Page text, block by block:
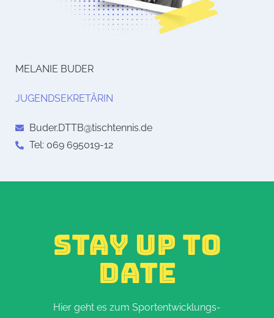
MELANIE BUDER
JUGENDSEKRETÄRIN
Buder.DTTB@tischtennis.de
Tel: 069 695019-12
STAY UP TO
DATE
Hier geht es zum Sportentwicklungs-